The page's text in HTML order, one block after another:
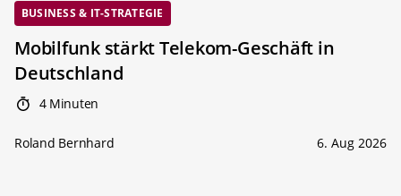
BUSINESS & IT-STRATEGIE
Mobilfunk stärkt Telekom-Geschäft in
Deutschland
4 Minuten
Roland Bernhard 6. Aug 2026